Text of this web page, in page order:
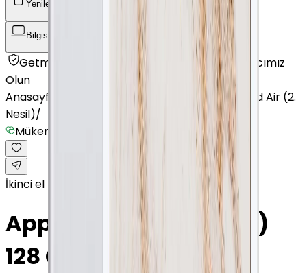
Yenilenmiş Telefon Akıllı Saat ve Bileklik
Bilgisayar / Tablet Aksesuar
Getmobil Güvencesi Mağazalarımız
Satıcımız
Olun
Anasayfa
Bilgisayar / Tablet Apple Tablet/
iPad Air (2.
Nesil)/
Mükemmel
İkinci el
Apple iPad Air (2. Nesil)
128 GB 9.7 İnç GPS Altın